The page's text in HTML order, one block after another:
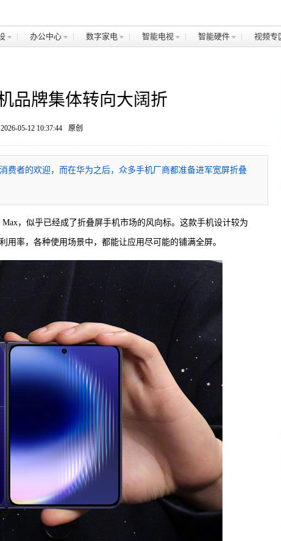
办公中心 数字家电 智能电视 智能硬件 视频专
品牌集体转向大阔折
2026-05-12 10:37:44 原创
费者的欢迎，而在华为之后，众多手机厂商都准备进军宽屏折叠
，似乎已经成了折叠屏手机市场的风向标。这款手机设计较为
率，各种使用场景中，都能让应用尽可能的铺满全屏。